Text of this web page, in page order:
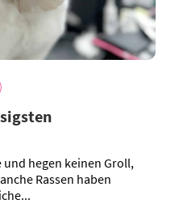
und hegen keinen Groll,
Rassen haben